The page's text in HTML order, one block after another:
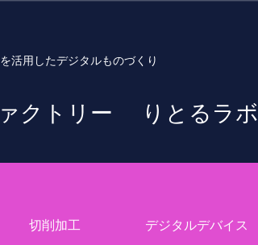
活用したデジタルものづくり
クトリー りとるラボ
切削加工 デジタルデバイス